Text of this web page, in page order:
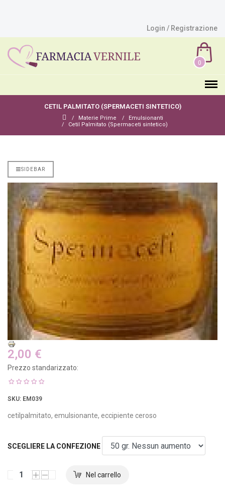
Login / Registrazione
0
CETIL PALMITATO (SPERMACETI SINTETICO)
Materie Prime
Emulsionanti
Cetil Palmitato (Spermaceti sintetico)
SIDEBAR
2,00 €
Prezzo standarizzato:
SKU: EM039
cetilpalmitato, emulsionante, eccipiente ceroso
SCEGLIERE LA CONFEZIONE